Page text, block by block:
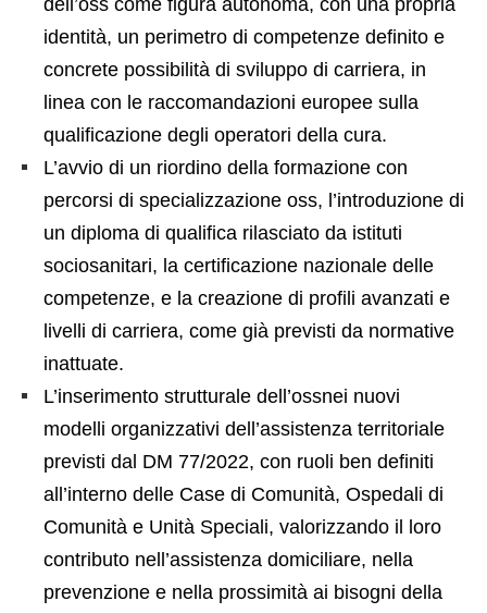
dell’oss come figura autonoma, con una propria
identità, un perimetro di competenze definito e
concrete possibilità di sviluppo di carriera, in
linea con le raccomandazioni europee sulla
qualificazione degli operatori della cura.
L’avvio di un riordino della formazione con
percorsi di specializzazione oss, l’introduzione di
un diploma di qualifica rilasciato da istituti
sociosanitari, la certificazione nazionale delle
competenze, e la creazione di profili avanzati e
livelli di carriera, come già previsti da normative
inattuate.
L’inserimento strutturale dell’ossnei nuovi
modelli organizzativi dell’assistenza territoriale
previsti dal DM 77/2022, con ruoli ben definiti
all’interno delle Case di Comunità, Ospedali di
Comunità e Unità Speciali, valorizzando il loro
contributo nell’assistenza domiciliare, nella
prevenzione e nella prossimità ai bisogni della